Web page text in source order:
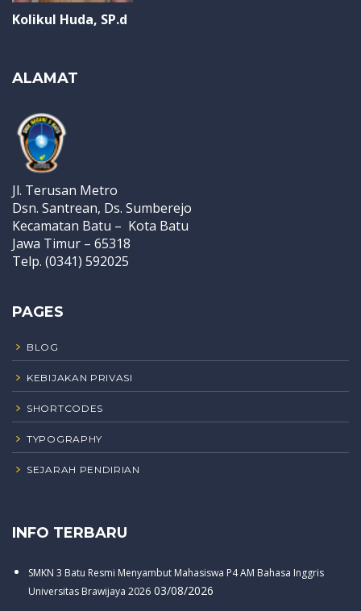
Kolikul Huda, SP.d
ALAMAT
Jl. Terusan Metro
Dsn. Santrean, Ds. Sumberejo
Kecamatan Batu – Kota Batu
Jawa Timur – 65318
Telp. (0341) 592025
PAGES
BLOG
KEBIJAKAN PRIVASI
SHORTCODES
TYPOGRAPHY
SEJARAH PENDIRIAN
INFO TERBARU
SMKN 3 Batu Resmi Menyambut Mahasiswa P4 AM Bahasa Inggris
Universitas Brawijaya 2026 03/08/2026